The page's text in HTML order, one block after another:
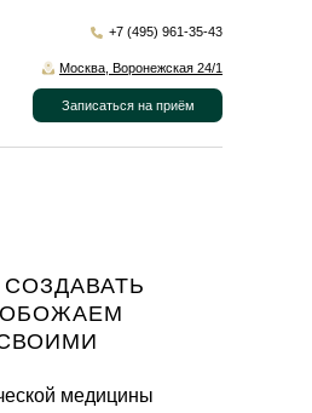
Записаться на приём
+7 (495) 961-35-43
Москва, Воронежская 24/1
медицины
ОБОЖАЕМ